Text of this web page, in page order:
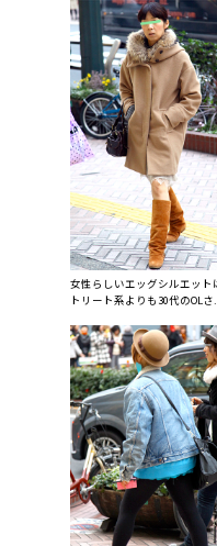
女性らしいエッグシルエット
トリート系よりも30代のOLさ